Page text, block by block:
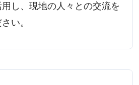
し、現地の人々との交流を
い。